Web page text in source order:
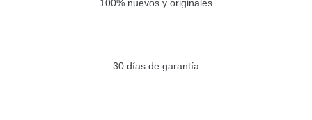
100% nuevos y originales
30 días de garantía